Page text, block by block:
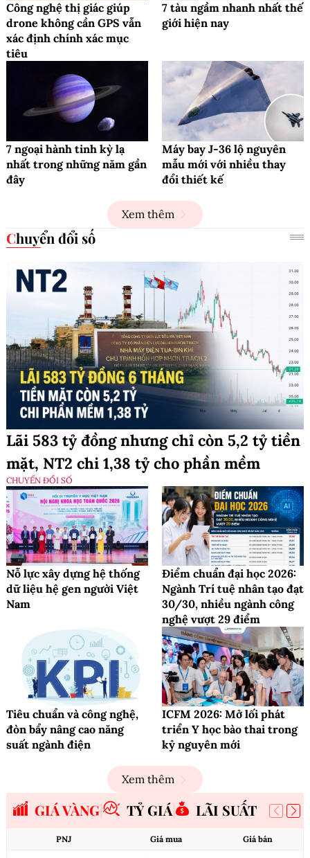
Công nghệ thị giác giúp
drone không cần GPS vẫn
xác định chính xác mục
tiêu
7 tàu ngầm nhanh nhất thế
giới hiện nay
7 ngoại hành tinh kỳ lạ
nhất trong những năm gần
đây
Máy bay J-36 lộ nguyên
mẫu mới với nhiều thay
đổi thiết kế
Xem thêm
Chuyển đổi số
Lãi 583 tỷ đồng nhưng chỉ còn 5,2 tỷ tiền
mặt, NT2 chi 1,38 tỷ cho phần mềm
CHUYỂN ĐỔI SỐ
Nỗ lực xây dựng hệ thống
dữ liệu hệ gen người Việt
Nam
Điểm chuẩn đại học 2026:
Ngành Trí tuệ nhân tạo đạt
30/30, nhiều ngành công
nghệ vượt 29 điểm
Tiêu chuẩn và công nghệ,
đòn bẩy nâng cao năng
suất ngành điện
ICFM 2026: Mở lối phát
triển Y học bào thai trong
kỷ nguyên mới
Xem thêm
GIÁ VÀNG TỶ GIÁ LÃI SUẤT
PNJ Giá mua Giá bán